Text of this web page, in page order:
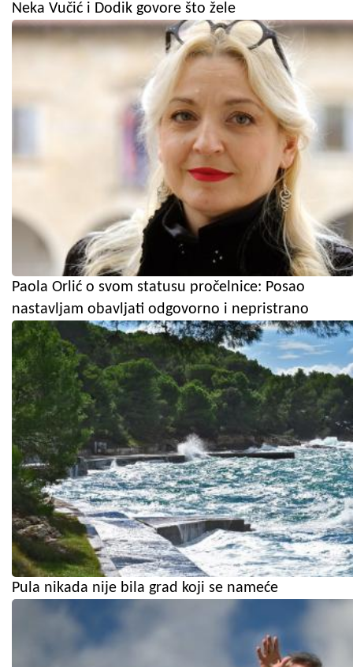
Neka Vučić i Dodik govore što žele
Paola Orlić o svom statusu pročelnice: Posao
nastavljam obavljati odgovorno i nepristrano
Pula nikada nije bila grad koji se nameće